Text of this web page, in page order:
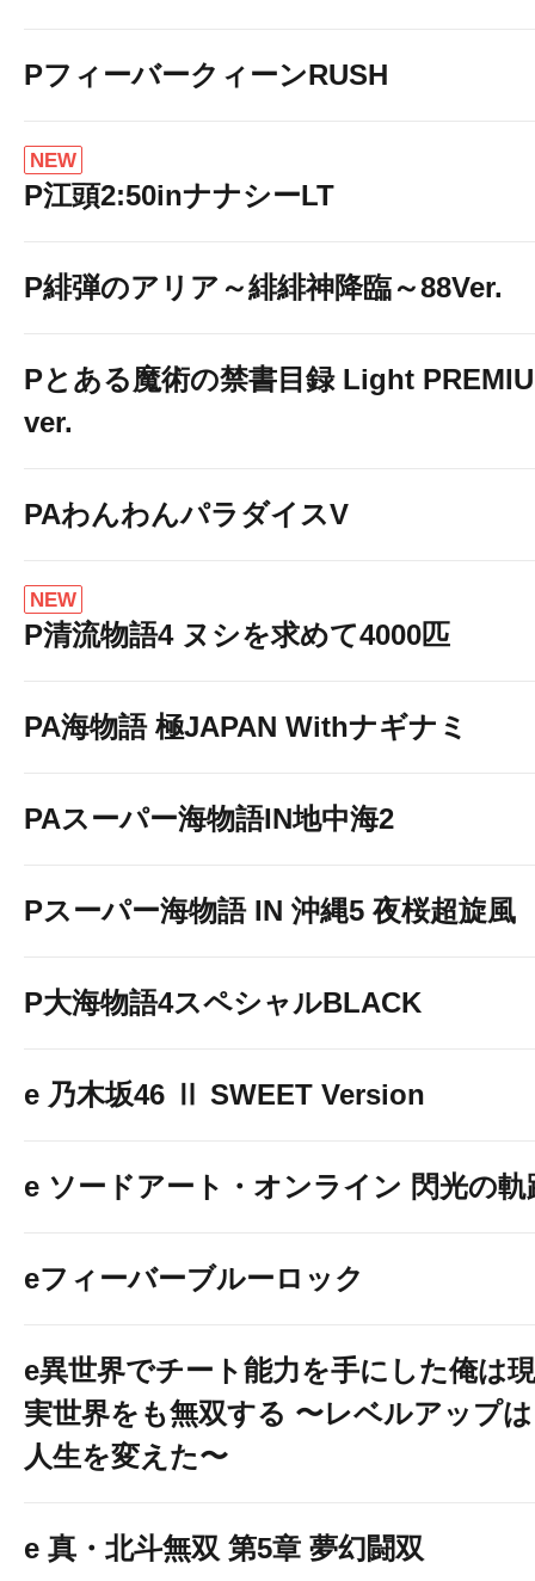
PフィーバークィーンRUSH
NEW
P江頭2:50inナナシーLT
P緋弾のアリア～緋緋神降臨～88Ver.
Pとある魔術の禁書目録 Light
ver.
PAわんわんパラダイスV
NEW
P清流物語4 ヌシを求めて4000匹
PA海物語 極JAPAN Withナギナミ
PAスーパー海物語IN地中海2
Pスーパー海物語 IN 沖縄5 夜桜超旋風
P大海物語4スペシャルBLACK
e 乃木坂46 Ⅱ SWEET Version
e ソードアート・オンライン 閃光の軌
eフィーバーブルーロック
e異世界でチート能力を手にした俺は現
実世界をも無双する 〜レベルアップは
人生を変えた〜
e 真・北斗無双 第5章 夢幻闘双